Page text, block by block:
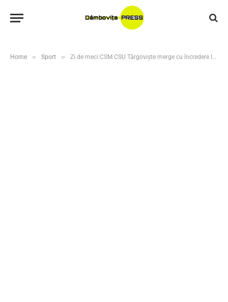
Home » Sport » Zi de meci:CSM CSU Târgoviște merge cu încredere la returul Cupei României împotriva Sportul Studențesc Leii București